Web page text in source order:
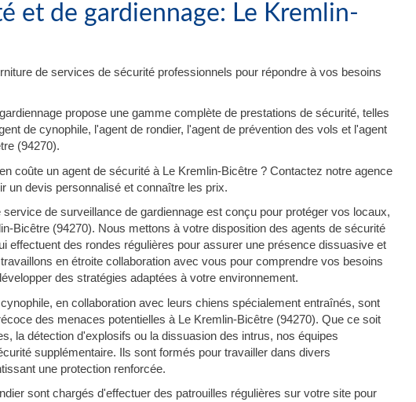
et de gardiennage: Le Kremlin-
de services de sécurité professionnels pour répondre à vos besoins
propose une gamme complète de prestations de sécurité, telles
de cynophile, l'agent de rondier, l'agent de prévention des vols et l'agent
(94270).
coûte un agent de sécurité à Le Kremlin-Bicêtre ? Contactez notre agence
un devis personnalisé et connaître les prix.
service de surveillance de gardiennage est conçu pour protéger vos locaux,
Bicêtre (94270). Nous mettons à votre disposition des agents de sécurité
effectuent des rondes régulières pour assurer une présence dissuasive et
en étroite collaboration avec vous pour comprendre vos besoins
des stratégies adaptées à votre environnement.
en collaboration avec leurs chiens spécialement entraînés, sont
des menaces potentielles à Le Kremlin-Bicêtre (94270). Que ce soit
la détection d'explosifs ou la dissuasion des intrus, nos équipes
supplémentaire. Ils sont formés pour travailler dans divers
une protection renforcée.
sont chargés d'effectuer des patrouilles régulières sur votre site pour